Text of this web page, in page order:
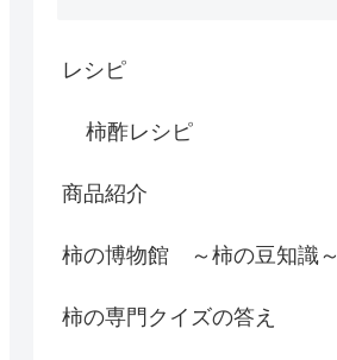
レシピ
柿酢レシピ
商品紹介
柿の博物館 ～柿の豆知識～
柿の専門クイズの答え